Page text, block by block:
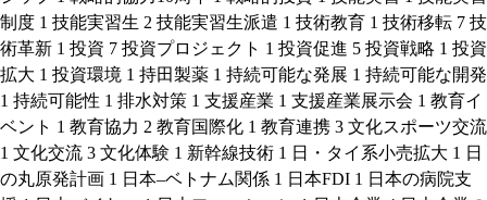
制度 1 技能実習生 2 技能実習生派遣 1 技術教育 1 技術移転 7 技
術革新 1 投資 7 投資プロジェクト 1 投資促進 5 投資戦略 1 投資
拡大 1 投資環境 1 持田製薬 1 持続可能な発展 1 持続可能な開発
1 持続可能性 1 排水対策 1 支援産業 1 支援産業展示会 1 教育イ
ベント 1 教育協力 2 教育国際化 1 教育連携 3 文化スポーツ交流
1 文化交流 3 文化体験 1 新幹線技術 1 日・タイ系小売拡大 1 日
の丸原発計画 1 日本–ベトナム関係 1 日本FDI 1 日本の病院支